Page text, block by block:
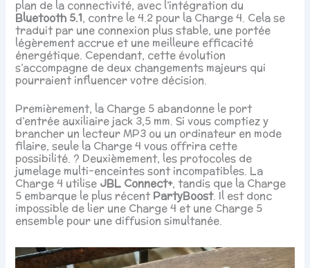
plan de la connectivité, avec l’intégration du
Bluetooth 5.1, contre le 4.2 pour la Charge 4. Cela se
traduit par une connexion plus stable, une portée
légèrement accrue et une meilleure efficacité
énergétique. Cependant, cette évolution
s’accompagne de deux changements majeurs qui
pourraient influencer votre décision.
Premièrement, la Charge 5 abandonne le port
d’entrée auxiliaire jack 3,5 mm. Si vous comptiez y
brancher un lecteur MP3 ou un ordinateur en mode
filaire, seule la Charge 4 vous offrira cette
possibilité. ? Deuxièmement, les protocoles de
jumelage multi-enceintes sont incompatibles. La
Charge 4 utilise JBL Connect+, tandis que la Charge
5 embarque le plus récentPartyBoost. Il est donc
impossible de lier une Charge 4 et une Charge 5
ensemble pour une diffusion simultanée.